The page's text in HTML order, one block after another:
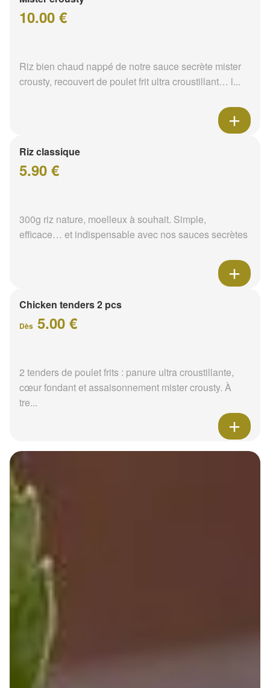
10.00 €
Riz bien chaud nappé de notre sauce secrète mister
crousty, recouvert de poulet frit ultra croustillant… l...
Riz classique
5.90 €
300g riz nature, moelleux à souhait. Simple,
efficace… et indispensable avec nos sauces secrètes
Chicken tenders 2 pcs
Dès 5.00 €
2 tenders de poulet frits : panure ultra croustillante,
cœur fondant et assaisonnement mister crousty. À
tre...